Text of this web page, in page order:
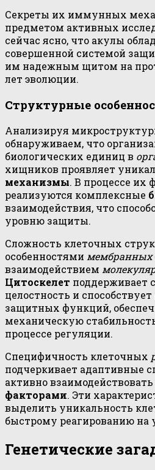
Секреты их иммунных
предметом активных
сейчас ясно, что акулы
совершенной системой
им надежным щитом на
лет эволюции.
Структурные
Анализируя
обнаруживаем, что
биологических единиц в
хищников проявляет
механизмы. В процессе их
реализуются комплексные
взаимодействия, что
уровню защиты.
Сложность клеточных
особенностями мембранных
взаимодействием
Цитоскелет поддерживает
целостность и
защитных функций,
механическую
процессе регуляции.
Специфичность клеточных
подчеркивает адаптивные
активно
факторами. Эти
выделить уникальность
быстрому реагированию на
Генетические